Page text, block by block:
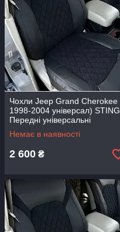
Чохли Jeep Grand Cherokee
1998-2004 універсал) STING
Передні універсальні
Немає в наявності
2 600 ₴